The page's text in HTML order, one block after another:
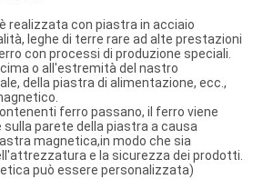
realizzata con piastra in acciaio
leghe di terre rare ad alte prestazioni
con processi di produzione speciali.
o all'estremità del nastro
della piastra di alimentazione, ecc.,
ferro passano, il ferro viene
parete della piastra a causa
magnetica,in modo che sia
e la sicurezza dei prodotti.
può essere personalizzata)